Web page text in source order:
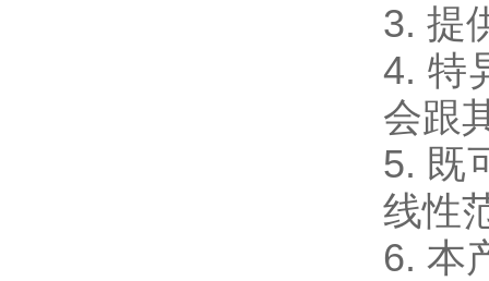
3. 提
4. 特
会跟
5. 既
线性
6. 本